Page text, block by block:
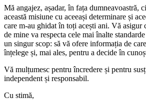
Mă angajez, așadar, în fața dumneavoastră,
această misiune cu aceeași determinare și
care m-au ghidat în toți acești ani. Vă asigur
de mine va respecta cele mai înalte
un singur scop: să vă ofere informația de
înțelege și, mai ales, pentru a decide în
Vă mulțumesc pentru încredere și pentru
independent și responsabil.
Cu stimă,